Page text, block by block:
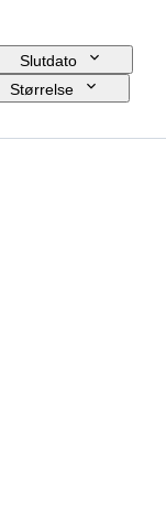
Slutdato
Størrelse